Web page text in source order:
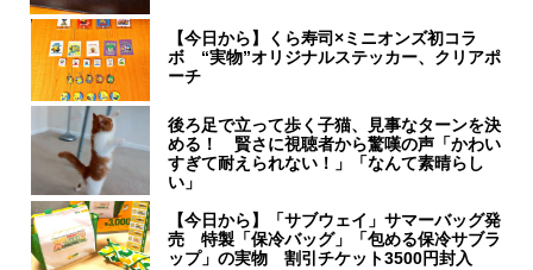
【今日から】くら寿司×ミニオンズ初コラ
ボ “実物”オリジナルステッカー、クリアポ
ーチ
後ろ足で立って歩く子猫、見事なターンを決
める！ 賢さに視聴者から驚嘆の声「かわい
すぎて耐えられない！」「なんて素晴らし
い」
【今日から】「サブウェイ」サマーバッグ発
売 特製「保冷バッグ」「包める保冷サブラ
ップ」の実物 割引チケット3500円封入